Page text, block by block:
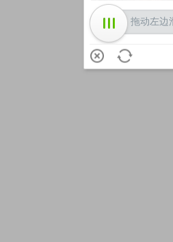
拖动左边